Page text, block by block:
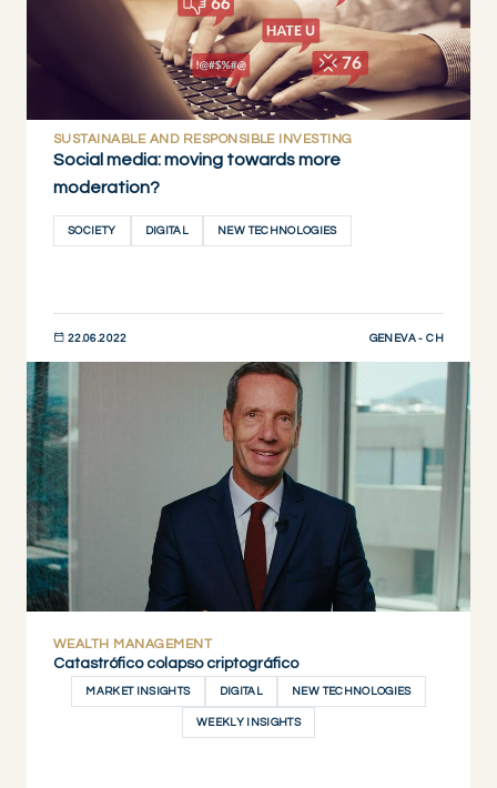
SUSTAINABLE AND RESPONSIBLE INVESTING
Social media: moving towards more
moderation?
SOCIETY DIGITAL NEW TECHNOLOGIES
22.06.2022 GENEVA - CH
DESCUBRIR AHORA
WEALTH MANAGEMENT
Catastrófico colapso criptográfico
MARKET INSIGHTS DIGITAL NEW TECHNOLOGIES
WEEKLY INSIGHTS